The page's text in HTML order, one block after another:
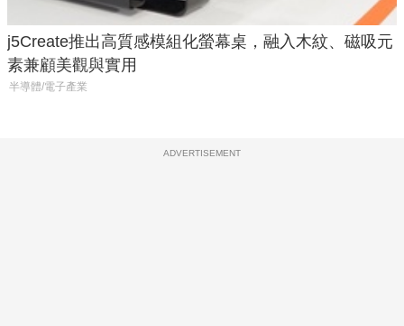
j5Create推出高質感模組化螢幕桌，融入木紋、磁吸元
素兼顧美觀與實用
半導體/電子產業
ADVERTISEMENT